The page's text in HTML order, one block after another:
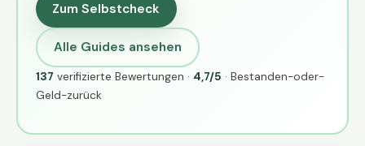
Zum Selbstcheck
Alle Guides ansehen
137 verifizierte Bewertungen · 4,7/5 · Bestanden-oder-
Geld-zurück